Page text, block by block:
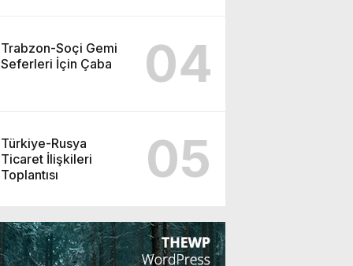
Trabzon-Soçi Gemi
Seferleri İçin Çaba
04
Türkiye-Rusya
Ticaret İlişkileri
Toplantısı
05